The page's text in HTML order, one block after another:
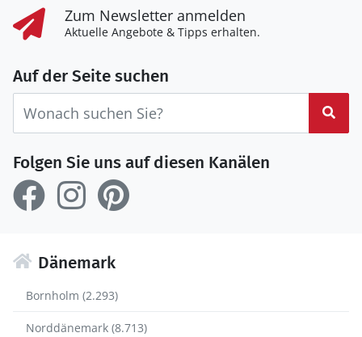
Zum Newsletter anmelden
Aktuelle Angebote & Tipps erhalten.
Auf der Seite suchen
Folgen Sie uns auf diesen Kanälen
Dänemark
Bornholm (2.293)
Norddänemark (8.713)